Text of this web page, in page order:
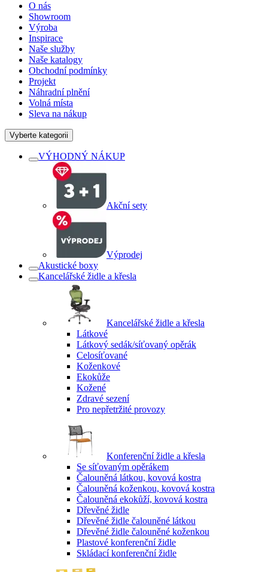
O nás
Showroom
Výroba
Inspirace
Naše služby
Naše katalogy
Obchodní podmínky
Projekt
Náhradní plnění
Volná místa
Sleva na nákup
Vyberte kategorii
VÝHODNÝ NÁKUP
Akční sety
Výprodej
Akustické boxy
Kancelářské židle a křesla
Kancelářské židle a křesla
Látkové
Látkový sedák/síťovaný opěrák
Celosíťované
Koženkové
Ekokůže
Kožené
Zdravé sezení
Pro nepřetržité provozy
Konferenční židle a křesla
Se síťovaným opěrákem
Čalouněná látkou, kovová kostra
Čalouněná koženkou, kovová kostra
Čalouněná ekokůží, kovová kostra
Dřevěné židle
Dřevěné židle čalouněné látkou
Dřevěné židle čalouněné koženkou
Plastové konferenční židle
Skládací konferenční židle